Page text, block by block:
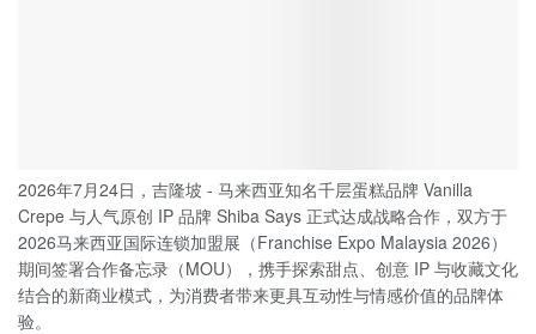
2026年7月24日，吉隆坡 - 马来西亚知名千层蛋糕品牌 Vanilla
Crepe 与人气原创 IP 品牌 Shiba Says 正式达成战略合作，双方于
2026马来西亚国际连锁加盟展（Franchise Expo Malaysia 2026）
期间签署合作备忘录（MOU），携手探索甜点、创意 IP 与收藏文化
结合的新商业模式，为消费者带来更具互动性与情感价值的品牌体
验。